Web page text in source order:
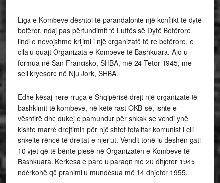
Liga e Kombeve dështoi të parandalonte një konflikt të dytë
botëror, ndaj pas përfundimit të Luftës së Dytë Botërore
lindi e nevojshme krijimi i një organizatë të re botërore, e
cila u quajt Organizata e Kombeve të Bashkuara. Ajo u
formua në San Francisko, SHBA, më 24 Tetor 1945, me
seli kryesore në Nju Jork, SHBA.
Edhe kësaj here rruga e Shqipërisë drejt një organizate të
bashkimit të kombeve, në këtë rast OKB-së, ishte e
vështirë dhe dukej e pamundur për shkak se vendi ynë
kishte marrë drejtimin për një shtet totalitar komunist i cili
shkelte rëndë të drejtat e njeriut. Vendit tonë iu deshën gati
10 vjet që të bënte pjesë në Organizatën e Kombeve të
Bashkuara. Kërkesa e parë u paraqit më 20 dhjetor 1945
ndërkohë që pranimi u mundësua më 14 dhjetor 1955.